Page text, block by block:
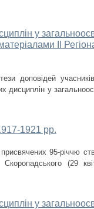
у
IІ
доповідей
дисциплін у
1921 рр.
95-річчю
(29
у